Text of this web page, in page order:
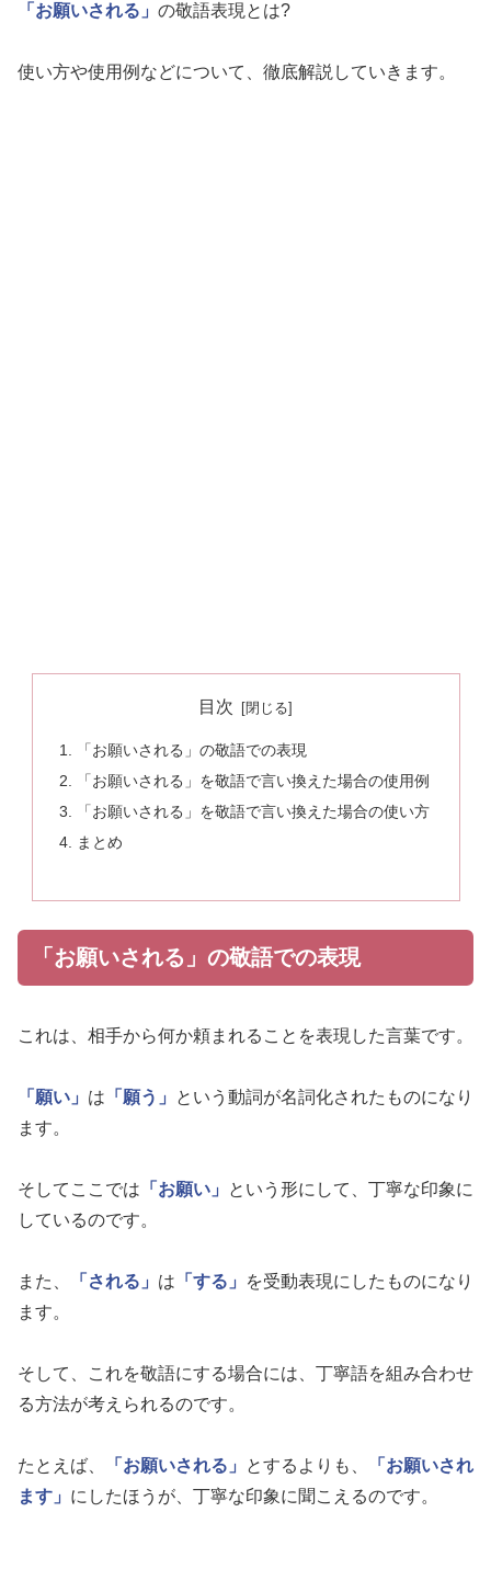
「お願いされる」 の敬語表現とは?
使い方や使用例などについて、徹底解説していきます。
目次
「お願いされる」の敬語での表現
「お願いされる」を敬語で言い換えた場合の使用例
「お願いされる」を敬語で言い換えた場合の使い方
まとめ
「お願いされる」の敬語での表現
これは、相手から何か頼まれることを表現した言葉です。
「願い」 は 「願う」
という動詞が名詞化されたものになり
ます。
そしてここでは 「お願い」
という形にして、丁寧な印象に
しているのです。
また、 「される」 は 「する」
を受動表現にしたものになり
ます。
そして、これを敬語にする場合には、丁寧語を組み合わせ
る方法が考えられるのです。
たとえば、 「お願いされる」 とするよりも、
「お願いされ
ます」 にしたほうが、丁寧な印象に聞こえるのです。